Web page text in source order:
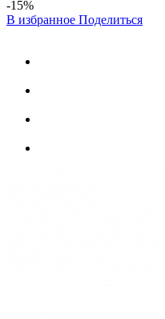
-15%
В избранное Поделиться